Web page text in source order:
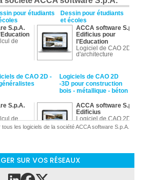
pour étudiants
Dessin pour étudiants
et écoles
S.p.A.
de
ACCA software S.p.A.
Edificius pour
l'Education
Logiciel de CAO 2D/3D
d'architecture
de CAO 2D -
Logiciels de CAO 2D
-3D pour construction
bois - métallique - béton
S.p.A.
de
ACCA software S.p.A.
Edificius
Logiciel de CAO 2D/3D
d'architecture
tous les logiciels de la société ACCA software S.p.A.
SUR VOS RÉSEAUX